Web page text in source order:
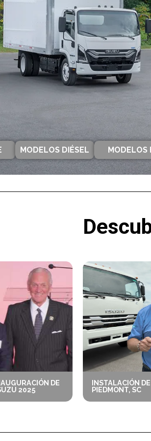
MODELOS DIÉSEL MODELOS
DE
2025
INSTALACIÓN
PIEDMONT, SC